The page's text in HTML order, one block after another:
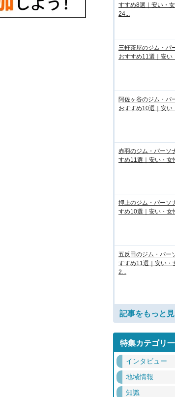
すすめ8選｜安い・女
24...
三軒茶屋のジム・パ
おすすめ11選｜安い
阿佐ヶ谷のジム・パ
おすすめ10選｜安い
赤羽のジム・パーソ
すめ11選｜安い・女
押上のジム・パーソ
すめ10選｜安い・女
五反田のジム・パー
すすめ11選｜安い・
2...
記事をもっと
特集カテゴリ
インタビュー
地域情報
知識